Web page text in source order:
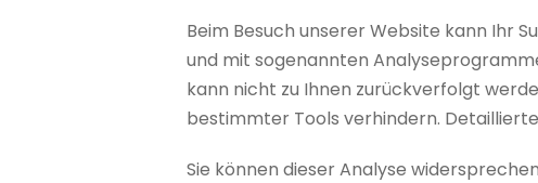
Beim Besuch unserer Website kann Ihr
und mit sogenannten
kann nicht zu Ihnen zurückverfolgt
bestimmter Tools verhindern.
Sie können dieser Analyse